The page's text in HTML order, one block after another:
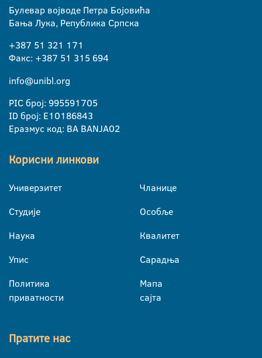
Булевар војводе Петра Бојовића
Бања Лука, Република Српска
+387 51 321 171
Факс: +387 51 315 694
info@unibl.org
PIC број: 995591705
ID број: E10186843
Еразмус код: BA BANJA02
Корисни линкови
Универзитет
Студије
Наука
Упис
Политика
приватности
Чланице
Особље
Квалитет
Сарадња
Мапа
сајта
Пратите нас